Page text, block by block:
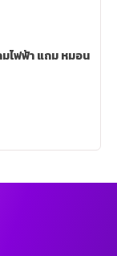
มไฟฟ้า แถม หมอน